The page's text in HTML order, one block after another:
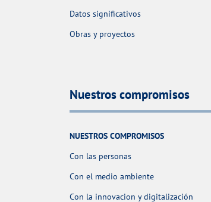
Datos significativos
Obras y proyectos
Nuestros compromisos
NUESTROS COMPROMISOS
Con las personas
Con el medio ambiente
Con la innovacion y digitalización